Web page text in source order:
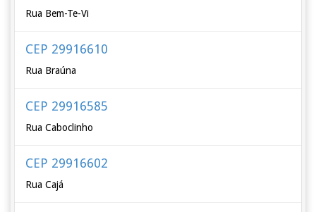
Rua Bem-Te-Vi
CEP 29916610
Rua Braúna
CEP 29916585
Rua Caboclinho
CEP 29916602
Rua Cajá